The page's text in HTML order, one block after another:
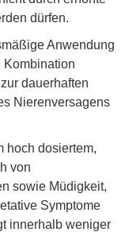
dürfen.
Anwendung
Kombination
dauerhaften
Nierenversagens
hoch dosiertem,
von
sowie Müdigkeit,
Symptome
innerhalb weniger